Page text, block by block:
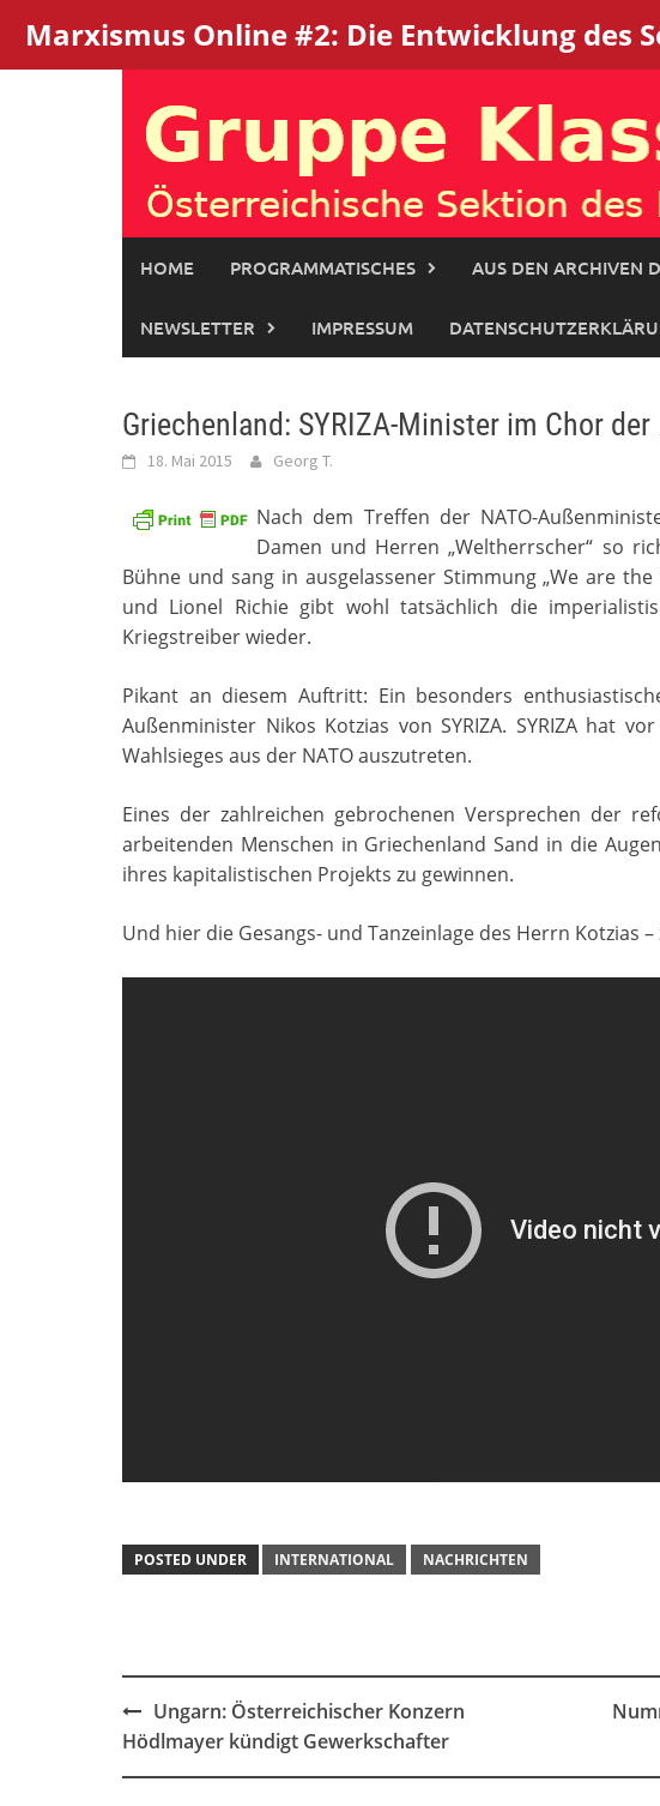
Marxismus Online #2: Die Entwicklung des
HOME PROGRAMMATISCHES AUS DEN ARCHIVEN
NEWSLETTER IMPRESSUM
Griechenland: SYRIZA-Minister im Chor
18. Mai 2015 Georg T.
Nach dem Treffen der NATO-
Damen und Herren „Weltherrscher“ so
Bühne und sang in ausgelassener Stimmung „We are
und Lionel Richie gibt wohl tatsächlich die
Kriegstreiber wieder.
Pikant an diesem Auftritt: Ein besonders
Außenminister Nikos Kotzias von SYRIZA. SYRIZA hat
Wahlsieges aus der NATO auszutreten.
Eines der zahlreichen gebrochenen Versprechen der
arbeitenden Menschen in Griechenland Sand in die
ihres kapitalistischen Projekts zu gewinnen.
Und hier die Gesangs- und Tanzeinlage des Herrn Kotzias –
POSTED UNDER INTERNATIONAL NACHRICHTEN
Post
navigation
Ungarn: Österreichischer Konzern
Hödlmayer kündigt Gewerkschafter